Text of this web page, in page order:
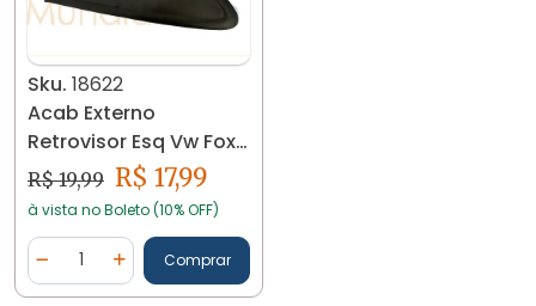
Sku. 18622
Acab Externo
Retrovisor Esq Vw Fox
15/21 5z0853273f 18622
R$ 19,99 R$ 17,99
à vista no Boleto (10% OFF)
Diminuir Quantidade
Quantidade
Adicionar Quantidade
Comprar